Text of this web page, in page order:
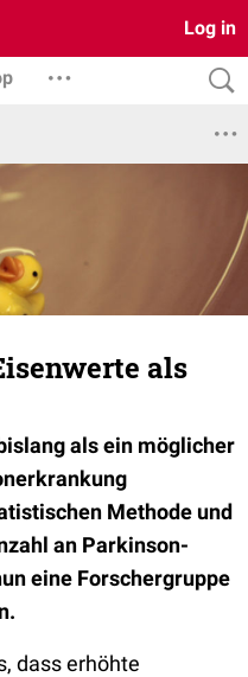
Log in
als
als ein möglicher
Methode und
an Parkinson-
eine Forschergruppe
dass erhöhte